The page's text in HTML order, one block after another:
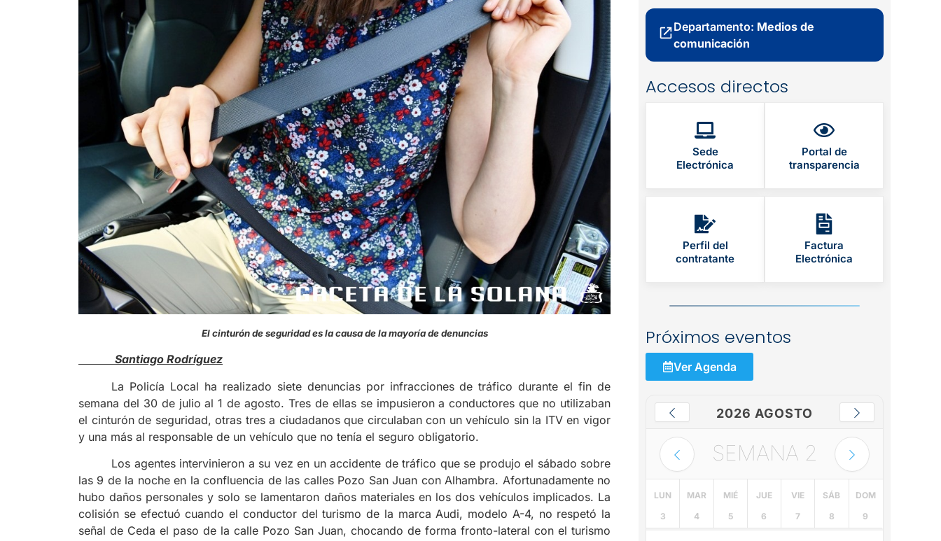
El cinturón de seguridad es la causa de la mayoría de denuncias
Santiago Rodríguez
La Policía Local ha realizado siete denuncias por infracciones de tráfico durante el fin de
semana del 30 de julio al 1 de agosto. Tres de ellas se impusieron a conductores que no utilizaban
el cinturón de seguridad, otras tres a ciudadanos que circulaban con un vehículo sin la ITV en vigor
y una más al responsable de un vehículo que no tenía el seguro obligatorio.
Los agentes intervinieron a su vez en un accidente de tráfico que se produjo el sábado sobre
las 9 de la noche en la confluencia de las calles Pozo San Juan con Alhambra. Afortunadamente no
hubo daños personales y solo se lamentaron daños materiales en los dos vehículos implicados. La
colisión se efectuó cuando el conductor del turismo de la marca Audi, modelo A-4, no respetó la
señal de Ceda el paso de la calle Pozo San Juan, chocando de forma fronto-lateral con el turismo
Departamento: Medios de
comunicación
Accesos directos
Sede
Electrónica
Portal de
transparencia
Perfil del
contratante
Factura
Electrónica
Próximos eventos
Ver Agenda
2026 AGOSTO
SEMANA 2
LUN
3
MAR
4
MIÉ
5
JUE
6
VIE
7
SÁB
8
DOM
9